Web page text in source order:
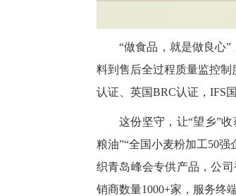
“做食品，就是做良心
料到售后全过程质量监控制
认证、英国BRC认证，IFS
这份坚守，让“望乡”
粮油”“全国小麦粉加工50
织青岛峰会专供产品，公
销商数量1000+家，服务终端